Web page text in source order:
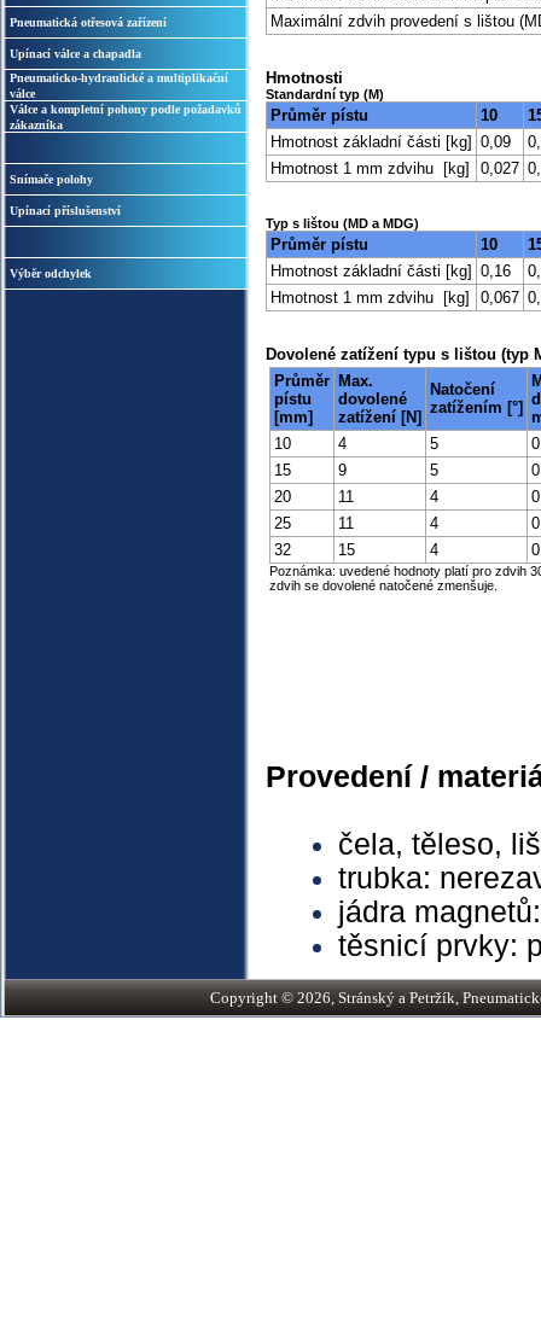
Pneumatická otřesová zařízení
Upínací válce a chapadla
Pneumaticko-hydraulické a multiplikační
válce
Válce a kompletní pohony podle požadavků
zákazníka
Snímače polohy
Upínací příslušenství
Výběr odchylek
Maximální zdvih provedení s lištou
Hmotnosti
Standardní typ (M)
Průměr pístu 10
Hmotnost základní části [kg] 0,09
Hmotnost 1 mm zdvihu [kg]
0,027
Typ s lištou (MD a MDG)
Průměr pístu 10
Hmotnost základní části [kg] 0,16
Hmotnost 1 mm zdvihu [kg]
0,067
Dovolené zatížení typu s lištou (typ
Poznámka: uvedené hodnoty platí pro zdvih
zdvih se dovolené natočené zmenšuje.
Průměr
pístu
[mm]
Max.
dovolené
zatížení [N]
Natočení
zatížením [°]
10
4 5
15
9 5
20
11 4
25
11 4
32
15 4
Provedení /
čela, těleso,
trubka:
jádra
těsnicí prvky:
Copyright © 2026, Stránský a Petržík,